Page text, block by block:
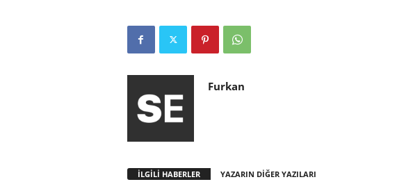
Furkan
İLGİLİ HABERLER YAZARIN DİĞER YAZILARI